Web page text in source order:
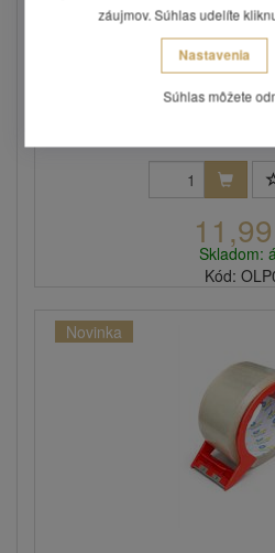
Odvíjač lepiacej pásky
Zvyšuje produktivitu práce,
Skladom:
Kód:
Novinka
záujmov. Súhlas udelíte
Nastavenia
Súhlas môžete